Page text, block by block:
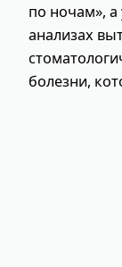
по ночам», а
анализах
болезни,